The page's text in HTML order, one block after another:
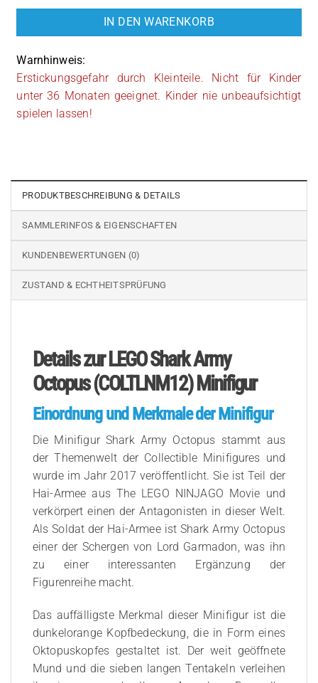
IN DEN WARENKORB
Warnhinweis:
Erstickungsgefahr durch Kleinteile. Nicht für Kinder
unter 36 Monaten geeignet. Kinder nie unbeaufsichtigt
spielen lassen!
PRODUKTBESCHREIBUNG & DETAILS
SAMMLERINFOS & EIGENSCHAFTEN
KUNDENBEWERTUNGEN (0)
ZUSTAND & ECHTHEITSPRÜFUNG
Details zur LEGO Shark Army
Octopus (COLTLNM12) Minifigur
Einordnung und Merkmale der Minifigur
Die Minifigur Shark Army Octopus stammt aus
der Themenwelt der Collectible Minifigures und
wurde im Jahr 2017 veröffentlicht. Sie ist Teil der
Hai-Armee aus The LEGO NINJAGO Movie und
verkörpert einen der Antagonisten in dieser Welt.
Als Soldat der Hai-Armee ist Shark Army Octopus
einer der Schergen von Lord Garmadon, was ihn
zu einer interessanten Ergänzung der
Figurenreihe macht.
Das auffälligste Merkmal dieser Minifigur ist die
dunkelorange Kopfbedeckung, die in Form eines
Oktopuskopfes gestaltet ist. Der weit geöffnete
Mund und die sieben langen Tentakeln verleihen